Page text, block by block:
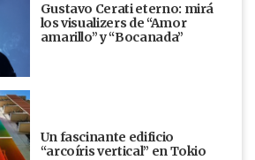
Gustavo Cerati eterno: mirá
los visualizers de “Amor
amarillo” y “Bocanada”
Un fascinante edificio
“arcoíris vertical” en Tokio